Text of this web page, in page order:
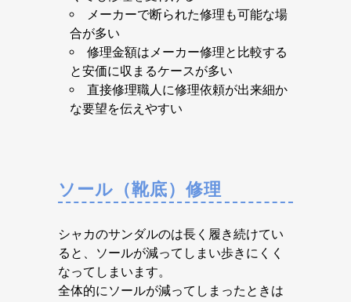
メーカーで断られた修理も可能な場
合が多い
修理金額はメーカー修理と比較する
と安価に収まるケースが多い
直接修理職人に修理依頼が出来細か
な要望を伝えやすい
ソール（靴底）修理
シャカのサンダルのは長く履き続けてい
ると、ソールが減ってしまい歩きにくく
なってしまいます。
全体的にソールが減ってしまったときは